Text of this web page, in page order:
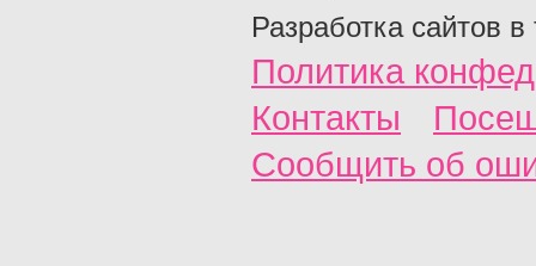
Разработка сайтов в
Политика
Контакты
Сообщить об